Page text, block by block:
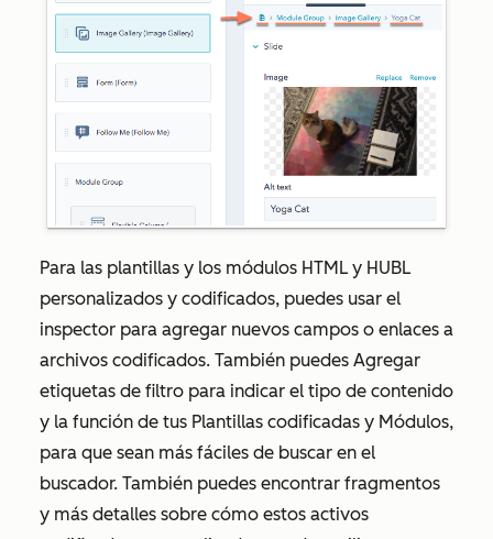
Para las plantillas y los módulos HTML y HUBL
personalizados y codificados, puedes usar el
inspector para agregar nuevos campos o enlaces a
archivos codificados. También puedes Agregar
etiquetas de filtro para indicar el tipo de contenido
y la función de tus Plantillas codificadas y Módulos,
para que sean más fáciles de buscar en el
buscador. También puedes encontrar fragmentos
y más detalles sobre cómo estos activos